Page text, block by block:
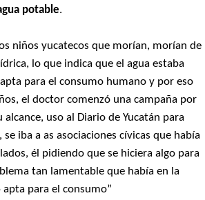
potable.
niños yucatecos que morían, morían de
lo que indica que el agua estaba
para el consumo humano y por eso
el doctor comenzó una campaña por
uso al Diario de Yucatán para
iba a as asociaciones cívicas que había
él pidiendo que se hiciera algo para
tan lamentable que había en la
para el consumo”